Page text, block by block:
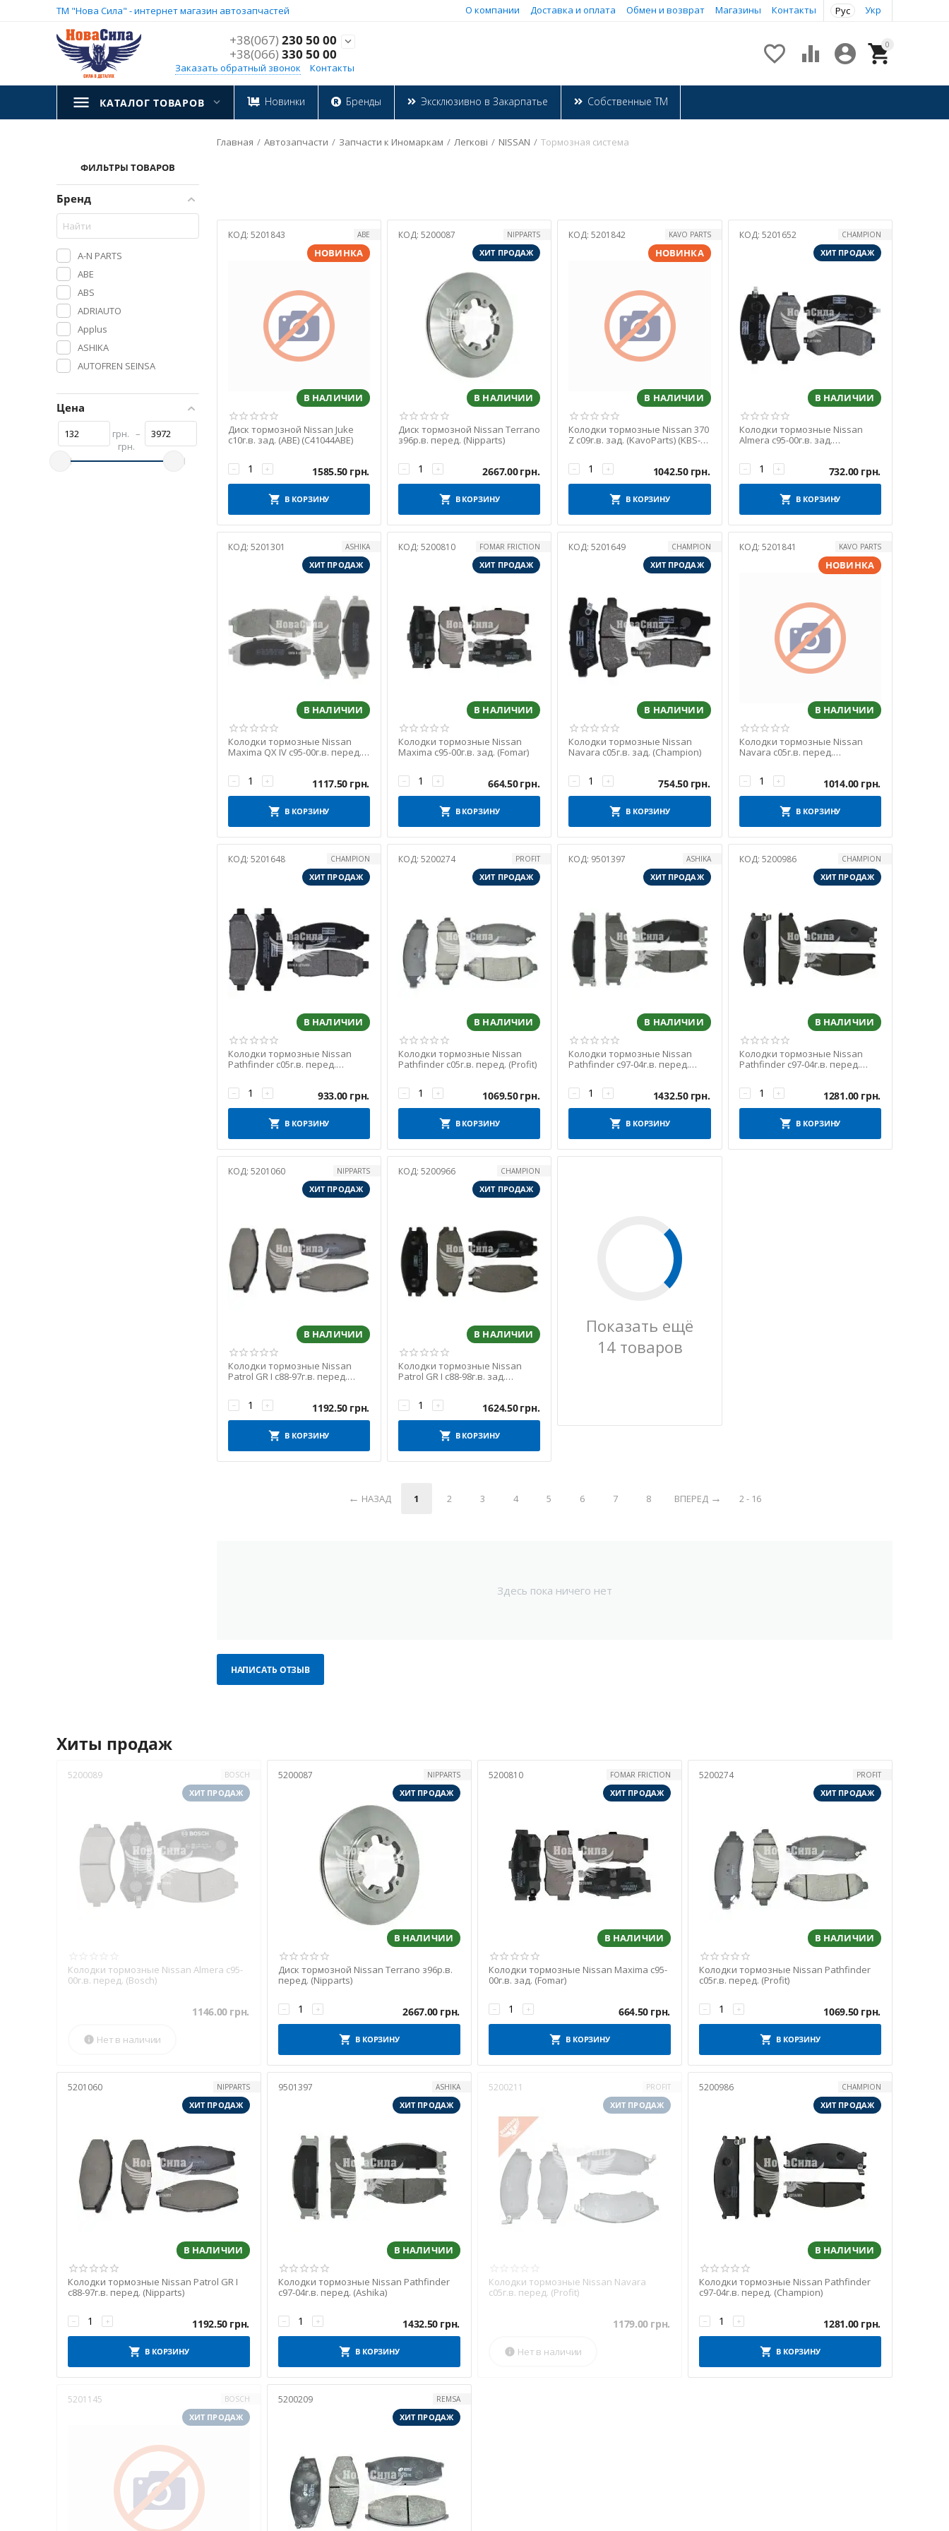
ТМ "Нова Сила" - интернет магазин автозапчастей Рус Укр
О компании Доставка и оплата Обмен и возврат Магазины Контакты
+38(067) 230 50 00
+38(066) 330 50 00

Заказать обратный звонок Контакты
0


 
КАТАЛОГ ТОВАРОВ Новинки Бренды Эксклюзивно в Закарпатье Собственные ТМ
ФИЛЬТРЫ ТОВАРОВ
Бренд
A-N PARTS
ABE
ABS
ADRIAUTO
Applus
ASHIKA
AUTOFREN SEINSA
BOSCH
BREMBO
Цена
грн. –
грн.
Главная / Aвтозапчасти / Запчасти к Иномаркам / Легкові / NISSAN / Тормозная система
КОД: 5201843 ABE
НОВИНКА
В НАЛИЧИИ
Диск тормозной Nissan Juke
с10г.в. зад. (ABE) (C41044ABE)
+
− 1585.50 грн.
В КОРЗИНУ
КОД: 5200087
NIPPARTS
ХИТ ПРОДАЖ
В НАЛИЧИИ
Диск тормозной Nissan Terrano
з96р.в. перед. (Nipparts)
+
− 2667.00грн.
В КОРЗИНУ
КОД: 5201842 KAVO PARTS
НОВИНКА
В НАЛИЧИИ
Колодки тормозные Nissan 370
Z с09г.в. зад. (KavoParts) (KBS-
+
− 1042.50 грн.
В КОРЗИНУ
КОД: 5201652
CHAMPION
ХИТ ПРОДАЖ
В НАЛИЧИИ
Колодки тормозные Nissan
Almera с95-00г.в. зад.
+
− 732.00 грн.
В КОРЗИНУ
КОД: 5201301
ASHIKA
ХИТ ПРОДАЖ
В НАЛИЧИИ
Колодки тормозные Nissan
Maxima QX IV с95-00г.в. перед.
+
− 1117.50 грн.
В КОРЗИНУ
КОД: 5200810
FOMAR FRICTION
ХИТ ПРОДАЖ
В НАЛИЧИИ
Колодки тормозные Nissan
Maxima с95-00г.в. зад. (Fomar)
+
− 664.50грн.
В КОРЗИНУ
КОД: 5201649
CHAMPION
ХИТ ПРОДАЖ
В НАЛИЧИИ
Колодки тормозные Nissan
Navara с05г.в. зад. (Champion)
+
− 754.50 грн.
В КОРЗИНУ
КОД: 5201841 KAVO PARTS
НОВИНКА
В НАЛИЧИИ
Колодки тормозные Nissan
Navara с05г.в. перед.
+
− 1014.00 грн.
В КОРЗИНУ
КОД: 5201648
CHAMPION
ХИТ ПРОДАЖ
В НАЛИЧИИ
Колодки тормозные Nissan
Pathfinder с05г.в. перед.
+
− 933.00 грн.
В КОРЗИНУ
КОД: 5200274
PROFIT
ХИТ ПРОДАЖ
В НАЛИЧИИ
Колодки тормозные Nissan
Pathfinder с05г.в. перед. (Profit)
+
− 1069.50грн.
В КОРЗИНУ
КОД: 9501397
ASHIKA
ХИТ ПРОДАЖ
В НАЛИЧИИ
Колодки тормозные Nissan
Pathfinder с97-04г.в. перед.
+
− 1432.50 грн.
В КОРЗИНУ
КОД: 5200986
CHAMPION
ХИТ ПРОДАЖ
В НАЛИЧИИ
Колодки тормозные Nissan
Pathfinder с97-04г.в. перед.
+
− 1281.00 грн.
В КОРЗИНУ
КОД: 5201060
NIPPARTS
ХИТ ПРОДАЖ
В НАЛИЧИИ
Колодки тормозные Nissan
Patrol GR I с88-97г.в. перед.
+
− 1192.50 грн.
В КОРЗИНУ
КОД: 5200966
CHAMPION
ХИТ ПРОДАЖ
В НАЛИЧИИ
Колодки тормозные Nissan
Patrol GR I с88-98г.в. зад.
+
− 1624.50грн.
В КОРЗИНУ
Показать ещё
14 товаров
НАЗАД 1 2 3 4 5 6 7 8 ВПЕРЕД 2 - 16
Здесь пока ничего нет
НАПИСАТЬ ОТЗЫВ
Хиты продаж
5200089
BOSCH
ХИТ ПРОДАЖ
Колодки тормозные Nissan Almera с95-
00г.в. перед. (Bosch)
1146.00 грн.
Нет в наличии

5200087
NIPPARTS
ХИТ ПРОДАЖ
В НАЛИЧИИ
Диск тормозной Nissan Terrano з96р.в.
перед. (Nipparts)
+
− 2667.00 грн.
В КОРЗИНУ
5200810
FOMAR FRICTION
ХИТ ПРОДАЖ
В НАЛИЧИИ
Колодки тормозные Nissan Maxima с95-
00г.в. зад. (Fomar)
+
− 664.50 грн.
В КОРЗИНУ
5200274
PROFIT
ХИТ ПРОДАЖ
В НАЛИЧИИ
Колодки тормозные Nissan Pathfinder
с05г.в. перед. (Profit)
+
− 1069.50 грн.
В КОРЗИНУ
5201060
NIPPARTS
ХИТ ПРОДАЖ
В НАЛИЧИИ
Колодки тормозные Nissan Patrol GR I
с88-97г.в. перед. (Nipparts)
+
− 1192.50 грн.
В КОРЗИНУ
9501397
ASHIKA
ХИТ ПРОДАЖ
В НАЛИЧИИ
Колодки тормозные Nissan Pathfinder
с97-04г.в. перед. (Ashika)
+
− 1432.50 грн.
В КОРЗИНУ
5200211
PROFIT
ХИТ ПРОДАЖ
Колодки тормозные Nissan Navara
с05г.в. перед. (Profit)
1179.00 грн.
Нет в наличии

5200986
CHAMPION
ХИТ ПРОДАЖ
В НАЛИЧИИ
Колодки тормозные Nissan Pathfinder
с97-04г.в. перед. (Champion)
+
− 1281.00 грн.
В КОРЗИНУ
5201145
BOSCH
ХИТ ПРОДАЖ
5200209
REMSA
ХИТ ПРОДАЖ